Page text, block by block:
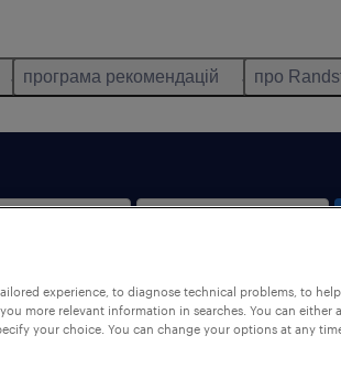
програма рекомендацій про
experience, to diagnose technical problems, to
more relevant information in searches. You can either
your choice. You can change your options at any